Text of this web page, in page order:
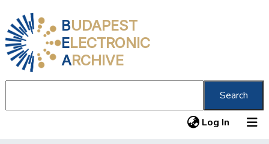
BUDAPEST
ELECTRONIC
ARCHIVE
Search
Log In (current)